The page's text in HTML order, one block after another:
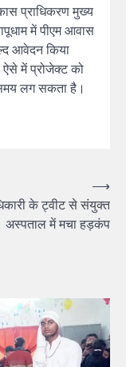
प्राधिकरण मुख्य
में पीएम आवास
आवेदन किया
में प्रोजेक्ट को
लग सकता है।
के ट्वीट से संयुक्त
अस्पताल में मचा हड़कंप
⟶